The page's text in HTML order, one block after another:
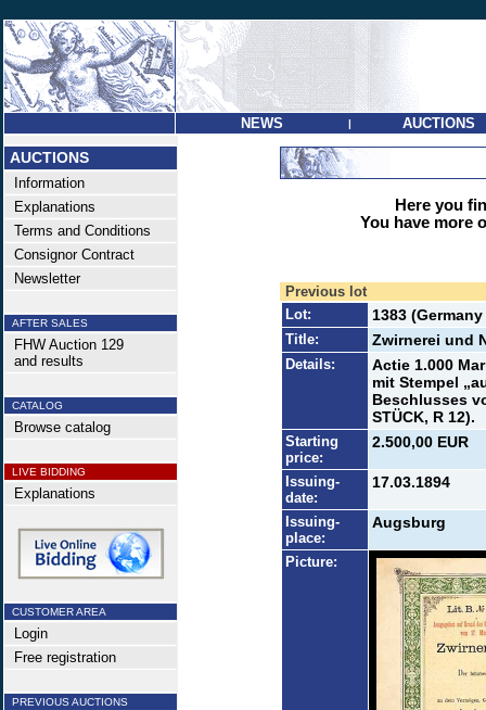
NEWS | AUCTIONS
AUCTIONS
Information
Explanations
Terms and Conditions
Consignor Contract
Newsletter
AFTER SALES
FHW Auction 129
and results
CATALOG
Browse catalog
LIVE BIDDING
Explanations
CUSTOMER AREA
Login
Free registration
PREVIOUS AUCTIONS
Here you
You have more
Previous lot
Lot:
1383
Title: Zwirnerei und
Details:
Actie 1.000
mit Stempel
Beschlusses
STÜCK, R 12).
Starting
price:
2.500,00 EUR
Issuing-
date:
17.03.1894
Issuing-
place:
Augsburg
Picture: